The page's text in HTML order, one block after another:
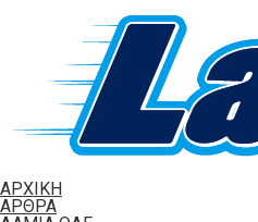
ΑΡΧΙΚΗ
ΑΡΘΡΑ